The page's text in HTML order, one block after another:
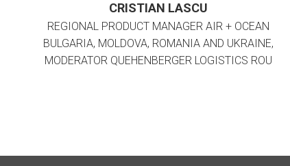
CRISTIAN LASCU
REGIONAL PRODUCT MANAGER AIR + OCEAN
BULGARIA, MOLDOVA, ROMANIA AND UKRAINE,
MODERATOR QUEHENBERGER LOGISTICS ROU